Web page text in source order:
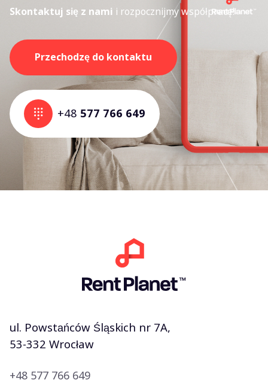
Skontaktuj się z nami i rozpocznijmy współpracę!
Przechodzę do kontaktu
+48 577 766 649
ul. Powstańców Śląskich nr 7A,
53-332 Wrocław
+48 577 766 649